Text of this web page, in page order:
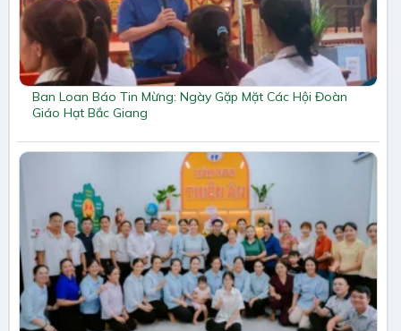
Ban Loan Báo Tin Mừng: Ngày Gặp Mặt Các Hội Đoàn
Giáo Hạt Bắc Giang